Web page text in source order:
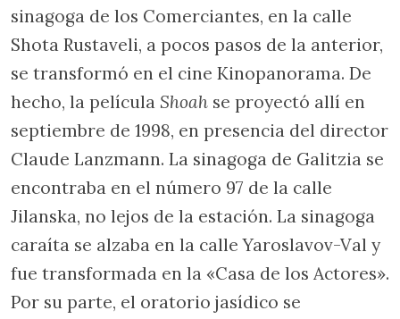
sinagoga de los Comerciantes, en la calle
Shota Rustaveli, a pocos pasos de la anterior,
se transformó en el cine Kinopanorama. De
hecho, la película Shoah se proyectó allí en
septiembre de 1998, en presencia del director
Claude Lanzmann. La sinagoga de Galitzia se
encontraba en el número 97 de la calle
Jilanska, no lejos de la estación. La sinagoga
caraíta se alzaba en la calle Yaroslavov-Val y
fue transformada en la «Casa de los Actores».
Por su parte, el oratorio jasídico se